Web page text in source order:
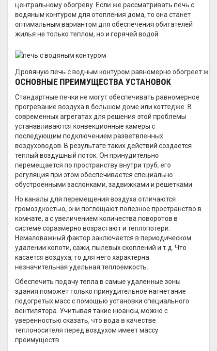
центральному обогреву. Если же рассматривать печь с
водяным контуром для отопления дома, то она станет
оптимальным вариантом для обеспечения обитателей
жилья не только теплом, но и горячей водой.
Дровяную печь с водным контуром равномерно обогреет
ОСНОВНЫЕ ПРЕИМУЩЕСТВА УСТАНОВОК
Стандартные печки не могут обеспечивать равномерное
прогревание воздуха в большом доме или коттедже. В
современных агрегатах для решения этой проблемы
устанавливаются конвекционные камеры с
последующим подключением разветвленных
воздуховодов. В результате таких действий создается
теплый воздушный поток. Он принудительно
перемещается по пространству внутри труб, его
регуляция при этом обеспечивается специально
обустроенными заслонками, задвижками и решетками.
Но каналы для перемещения воздуха отличаются
громоздкостью, они поглощают полезное пространство в
комнате, а с увеличением количества поворотов в
системе соразмерно возрастают и теплопотери.
Немаловажный фактор заключается в периодическом
удалении копоти, сажи, пылевых скоплений и т.д. Что
касается воздуха, то для него характерна
незначительная удельная теплоемкость.
Обеспечить подачу тепла в самые удаленные зоны
здания поможет только принудительное нагнетание
подогретых масс с помощью установки специального
вентилятора. Учитывая такие нюансы, можно с
уверенностью сказать, что вода в качестве
теплоносителя перед воздухом имеет массу
преимуществ.